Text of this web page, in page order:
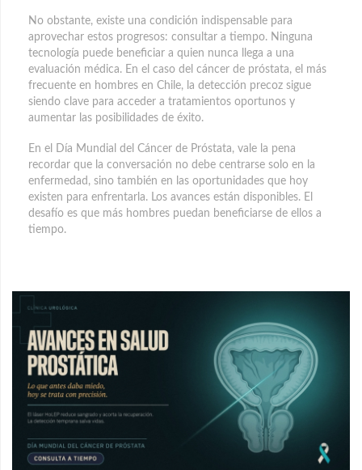
No obstante, existe una condición indispensable para
aprovechar estos progresos: consultar a tiempo. Ninguna
tecnología puede beneficiar a quien nunca llega a una
evaluación médica. En el caso del cáncer de próstata, el más
frecuente en hombres en Chile, la detección precoz sigue
siendo clave para acceder a tratamientos oportunos y
aumentar las posibilidades de éxito.
En el Día Mundial del Cáncer de Próstata, vale la pena
recordar que la conversación no debe centrarse solo en la
enfermedad, sino también en las oportunidades que hoy
existen para enfrentarla. Los avances están disponibles. El
desafío es que más hombres puedan beneficiarse de ellos a
tiempo.